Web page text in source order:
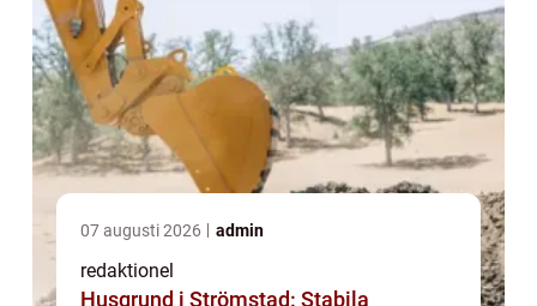
07 augusti 2026 admin
redaktionel
Husgrund i Strömstad: Stabila